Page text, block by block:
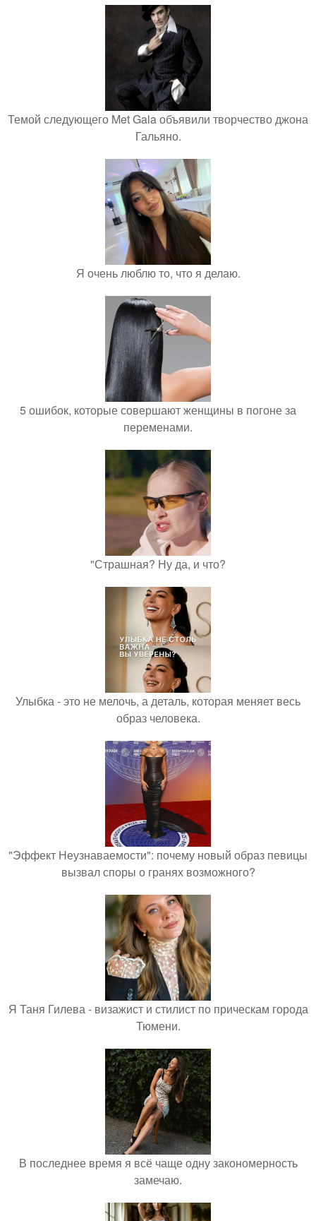
Темой следующего Met Gala объявили творчество джона
Гальяно.
Я очень люблю то, что я делаю.
5 ошибок, которые совершают женщины в погоне за
переменами.
"Страшная? Ну да, и что?
Улыбка - это не мелочь, а деталь, которая меняет весь
образ человека.
"Эффект Неузнаваемости": почему новый образ певицы
вызвал споры о гранях возможного?
Я Таня Гилева - визажист и стилист по прическам города
Тюмени.
В последнее время я всё чаще одну закономерность
замечаю.